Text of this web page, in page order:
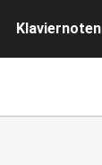
Klaviernoten